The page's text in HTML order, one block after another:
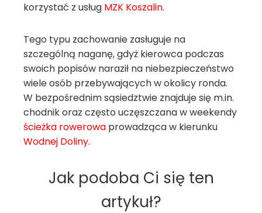
korzystać z usług MZK Koszalin.
Tego typu zachowanie zasługuje na
szczególną naganę, gdyż kierowca podczas
swoich popisów naraził na niebezpieczeństwo
wiele osób przebywających w okolicy ronda.
W bezpośrednim sąsiedztwie znajduje się m.in.
chodnik oraz często uczęszczana w weekendy
ścieżka rowerowa prowadząca w kierunku
Wodnej Doliny.
Jak podoba Ci się ten
artykuł?